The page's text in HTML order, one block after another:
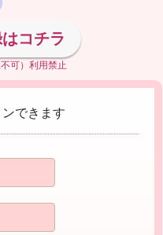
コチラ
可）利用禁止
できます